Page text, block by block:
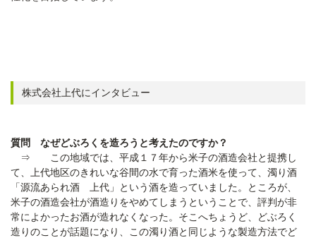
株式会社上代にインタビュー
質問 なぜどぶろくを造ろうと考えたのですか？
⇒ この地域では、平成１７年から米子の酒造会社と提携し
て、上代地区のきれいな谷間の水で育った酒米を使って、濁り酒
「源流あられ酒 上代」という酒を造っていました。ところが、
米子の酒造会社が酒造りをやめてしまうということで、評判が非
常によかったお酒が造れなくなった。そこへちょうど、どぶろく
造りのことが話題になり、この濁り酒と同じような製造方法でど